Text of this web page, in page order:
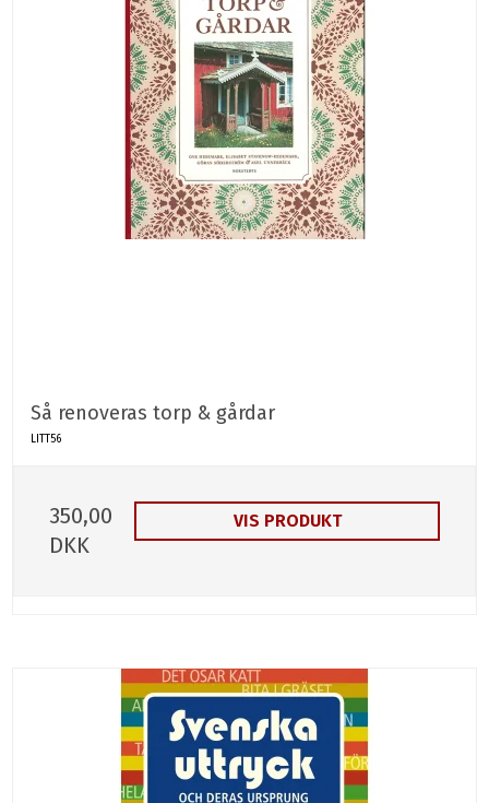
Så renoveras torp & gårdar
LITT56
350,00
DKK
VIS PRODUKT